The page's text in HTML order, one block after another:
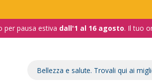
per pausa estiva dall'1 al 16 agosto. Il tuo